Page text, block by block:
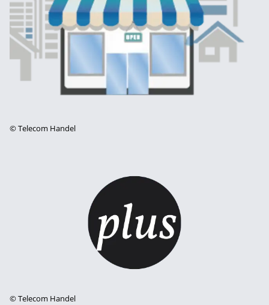
©Telecom Handel
©Telecom Handel